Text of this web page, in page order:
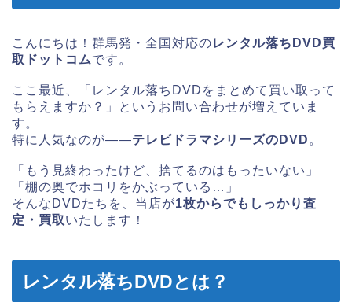
こんにちは！群馬発・全国対応のレンタル落ちDVD買
取ドットコムです。
ここ最近、「レンタル落ちDVDをまとめて買い取って
もらえますか？」というお問い合わせが増えていま
す。
特に人気なのが――テレビドラマシリーズのDVD 。
「もう見終わったけど、捨てるのはもったいない」
「棚の奥でホコリをかぶっている…」
そんなDVDたちを、当店が1枚からでもしっかり査
定・買取いたします！
レンタル落ちDVDとは？